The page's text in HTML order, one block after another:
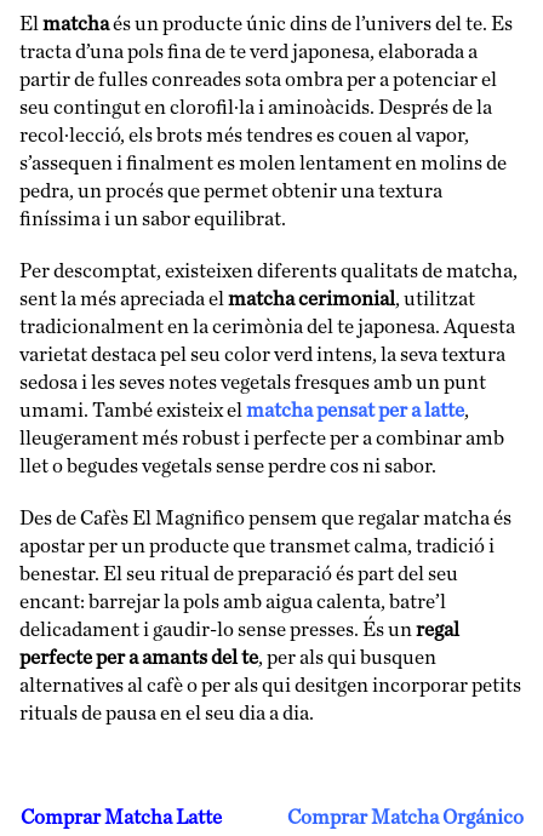
El matchaés un producte únic dins de l’univers del te. Es
tracta d’una pols fina de te verd japonesa, elaborada a
partir de fulles conreades sota ombra per a potenciar el
seu contingut en clorofil·la i aminoàcids. Després de la
recol·lecció, els brots més tendres es couen al vapor,
s’assequen i finalment es molen lentament en molins de
pedra, un procés que permet obtenir una textura
finíssima i un sabor equilibrat.
Per descomptat, existeixen diferents qualitats de matcha,
sent la més apreciada el matcha cerimonial, utilitzat
tradicionalment en la cerimònia del te japonesa. Aquesta
varietat destaca pel seu color verd intens, la seva textura
sedosa i les seves notes vegetals fresques amb un punt
umami. També existeix el matcha pensat per a latte,
lleugerament més robust i perfecte per a combinar amb
llet o begudes vegetals sense perdre cos ni sabor.
Des de Cafès El Magnifico pensem que regalar matcha és
apostar per un producte que transmet calma, tradició i
benestar. El seu ritual de preparació és part del seu
encant: barrejar la pols amb aigua calenta, batre’l
delicadament i gaudir-lo sense presses. És un regal
perfecte per a amants del te, per als qui busquen
alternatives al cafè o per als qui desitgen incorporar petits
rituals de pausa en el seu dia a dia.
Comprar Matcha Latte
Comprar Matcha Orgánico